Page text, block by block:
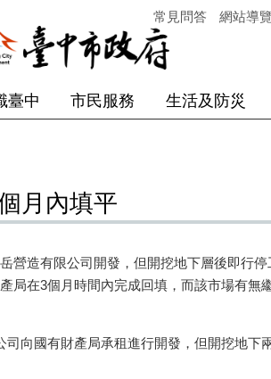
常見問答 網站導
臺中 市民服務 生活及防災
月內填平
造有限公司開發，但開挖地下層後即行停
局在3個月時間內完成回填，而該市場有無
國有財產局承租進行開發，但開挖地下